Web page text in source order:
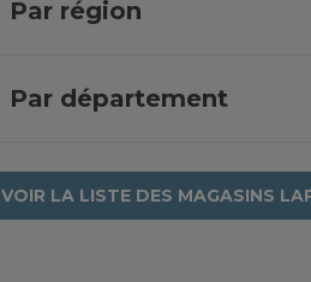
Par région
Grande-Terre
Hauts-de-France
Par département
Seine-et-Marne
Vaucluse
Landes
VOIR LA LISTE DES MAGASINS